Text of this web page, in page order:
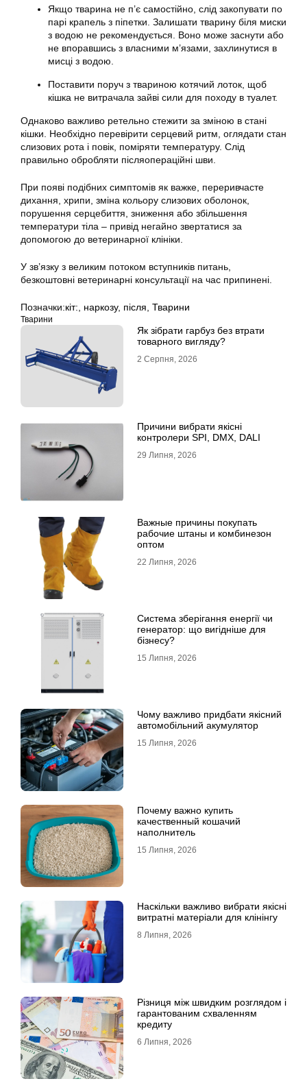
Якщо тварина не п’є самостійно, слід закопувати по
парі крапель з піпетки. Залишати тварину біля миски
з водою не рекомендується. Воно може заснути або
не впоравшись з власними м’язами, захлинутися в
мисці з водою.
Поставити поруч з твариною котячий лоток, щоб
кішка не витрачала зайві сили для походу в туалет.
Однаково важливо ретельно стежити за зміною в стані
кішки. Необхідно перевірити серцевий ритм, оглядати стан
слизових рота і повік, поміряти температуру. Слід
правильно обробляти післяопераційні шви.
При появі подібних симптомів як важке, переривчасте
дихання, хрипи, зміна кольору слизових оболонок,
порушення серцебиття, зниження або збільшення
температури тіла – привід негайно звертатися за
допомогою до ветеринарної клініки.
У зв’язку з великим потоком вступників питань,
безкоштовні ветеринарні консультації на час припинені.
Позначки:кіт: наркозу, після Тварини
Тварини
Як зібрати гарбуз без втрати
товарного вигляду?
2 Серпня, 2026
Причини вибрати якісні
контролери SPI, DMX, DALI
29 Липня, 2026
Важные причины покупать
рабочие штаны и комбинезон
оптом
22 Липня, 2026
Система зберігання енергії чи
генератор: що вигідніше для
бізнесу?
15 Липня, 2026
Чому важливо придбати якісний
автомобільний акумулятор
15 Липня, 2026
Почему важно купить
качественный кошачий
наполнитель
15 Липня, 2026
Наскільки важливо вибрати якісні
витратні матеріали для клінінгу
8 Липня, 2026
Різниця між швидким розглядом і
гарантованим схваленням
кредиту
6 Липня, 2026